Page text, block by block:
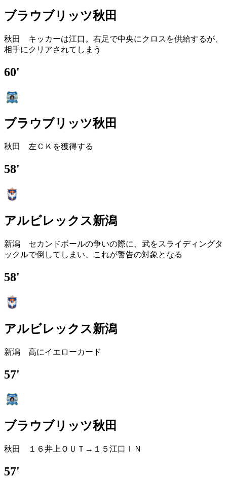
ブラウブリッツ秋田
秋田 キッカーは江口。右足で中央にクロスを供給するが、
相手にクリアされてしまう
60'
ブラウブリッツ秋田
秋田 左ＣＫを獲得する
58'
アルビレックス新潟
新潟 セカンドボールの争いの際に、武をスライディングタ
ックルで倒してしまい、これが警告の対象となる
58'
アルビレックス新潟
新潟 高にイエローカード
57'
ブラウブリッツ秋田
秋田 １６井上ＯＵＴ→１５江口ＩＮ
57'